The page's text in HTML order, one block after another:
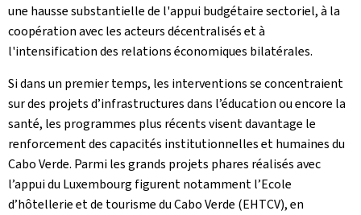
une hausse substantielle de l'appui budgétaire sectoriel, à la
coopération avec les acteurs décentralisés et à
l'intensification des relations économiques bilatérales.
Si dans un premier temps, les interventions se concentraient
sur des projets d’infrastructures dans l’éducation ou encore la
santé, les programmes plus récents visent davantage le
renforcement des capacités institutionnelles et humaines du
Cabo Verde. Parmi les grands projets phares réalisés avec
l’appui du Luxembourg figurent notamment l’Ecole
d’hôtellerie et de tourisme du Cabo Verde (EHTCV), en